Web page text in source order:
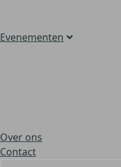
Evenementen
Over ons
Contact